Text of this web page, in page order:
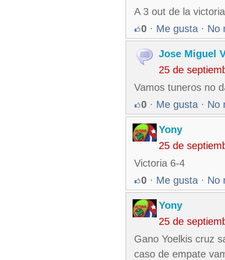
A 3 out de la
0 · Me gusta · No
Jose Miguel
25 de
Vamos tuneros no
0 · Me gusta · No
Yony
25 de
Victoria 6-4
0 · Me gusta · No
Yony
25 de
Gano Yoelkis cruz
caso de empate